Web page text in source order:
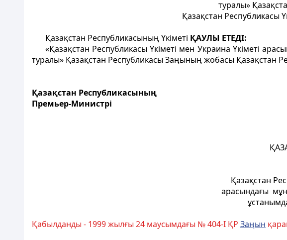
туралы»
Қазақстан Республикасы
Қазақстан Республикасының Үкіметі ҚАУЛЫ ЕТЕДІ:
«Қазақстан Республикасы Үкіметі мен Украина Үкіметі
туралы» Қазақстан Республикасы Заңының жобасы Қазақстан
Қазақстан Республикасының
Премьер-Министрі
Қазақстан
арасындағы
Қабылданды - 1999 жылғы 24 маусымдағы № 404-I ҚР Заңын